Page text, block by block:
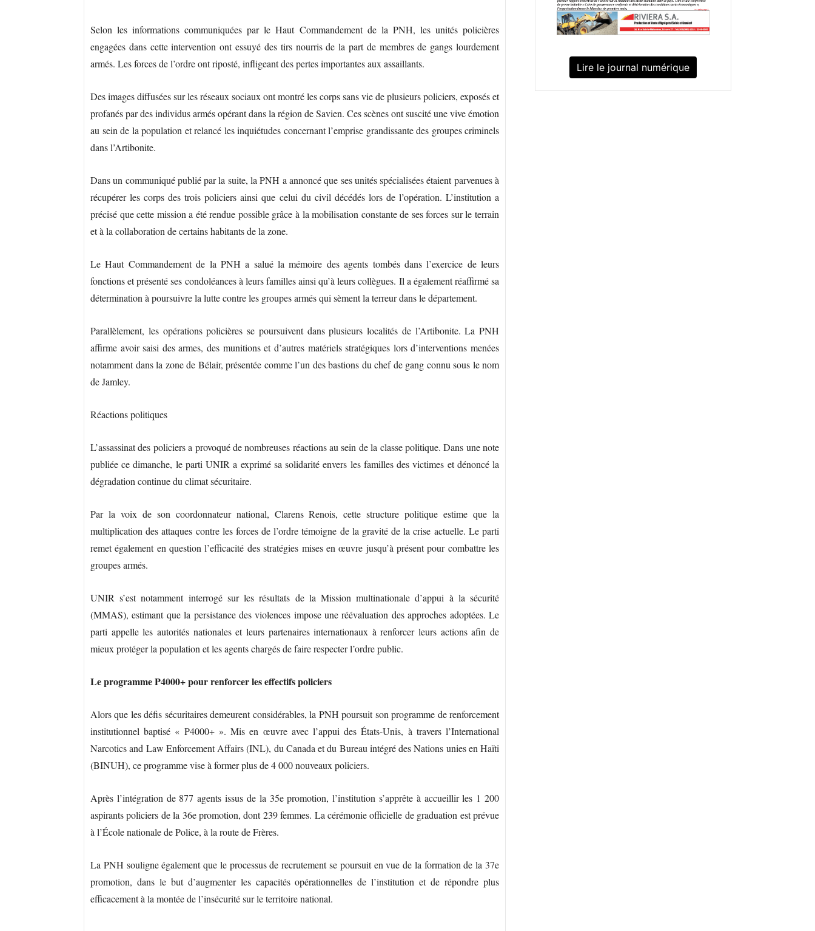
Selon les informations communiquées par le Haut Commandement de la PNH, les unités policières
engagées dans cette intervention ont essuyé des tirs nourris de la part de membres de gangs lourdement
armés. Les forces de l’ordre ont riposté, infligeant des pertes importantes aux assaillants.
Des images diffusées sur les réseaux sociaux ont montré les corps sans vie de plusieurs policiers, exposés et
profanés par des individus armés opérant dans la région de Savien. Ces scènes ont suscité une vive émotion
au sein de la population et relancé les inquiétudes concernant l’emprise grandissante des groupes criminels
dans l’Artibonite.
Dans un communiqué publié par la suite, la PNH a annoncé que ses unités spécialisées étaient parvenues à
récupérer les corps des trois policiers ainsi que celui du civil décédés lors de l’opération. L’institution a
précisé que cette mission a été rendue possible grâce à la mobilisation constante de ses forces sur le terrain
et à la collaboration de certains habitants de la zone.
Le Haut Commandement de la PNH a salué la mémoire des agents tombés dans l’exercice de leurs
fonctions et présenté ses condoléances à leurs familles ainsi qu’à leurs collègues. Il a également réaffirmé sa
détermination à poursuivre la lutte contre les groupes armés qui sèment la terreur dans le département.
Parallèlement, les opérations policières se poursuivent dans plusieurs localités de l’Artibonite. La PNH
affirme avoir saisi des armes, des munitions et d’autres matériels stratégiques lors d’interventions menées
notamment dans la zone de Bélair, présentée comme l’un des bastions du chef de gang connu sous le nom
de Jamley.
Réactions politiques
L’assassinat des policiers a provoqué de nombreuses réactions au sein de la classe politique. Dans une note
publiée ce dimanche, le parti UNIR a exprimé sa solidarité envers les familles des victimes et dénoncé la
dégradation continue du climat sécuritaire.
Par la voix de son coordonnateur national, Clarens Renois, cette structure politique estime que la
multiplication des attaques contre les forces de l’ordre témoigne de la gravité de la crise actuelle. Le parti
remet également en question l’efficacité des stratégies mises en œuvre jusqu’à présent pour combattre les
groupes armés.
UNIR s’est notamment interrogé sur les résultats de la Mission multinationale d’appui à la sécurité
(MMAS), estimant que la persistance des violences impose une réévaluation des approches adoptées. Le
parti appelle les autorités nationales et leurs partenaires internationaux à renforcer leurs actions afin de
mieux protéger la population et les agents chargés de faire respecter l’ordre public.
Le programme P4000+ pour renforcer les effectifs policiers
Alors que les défis sécuritaires demeurent considérables, la PNH poursuit son programme de renforcement
institutionnel baptisé « P4000+ ». Mis en œuvre avec l’appui des États-Unis, à travers l’International
Narcotics and Law Enforcement Affairs (INL), du Canada et du Bureau intégré des Nations unies en Haïti
(BINUH), ce programme vise à former plus de 4 000 nouveaux policiers.
Après l’intégration de 877 agents issus de la 35e promotion, l’institution s’apprête à accueillir les 1 200
aspirants policiers de la 36e promotion, dont 239 femmes. La cérémonie officielle de graduation est prévue
à l’École nationale de Police, à la route de Frères.
La PNH souligne également que le processus de recrutement se poursuit en vue de la formation de la 37e
promotion, dans le but d’augmenter les capacités opérationnelles de l’institution et de répondre plus
efficacement à la montée de l’insécurité sur le territoire national.
Lire le journal numérique